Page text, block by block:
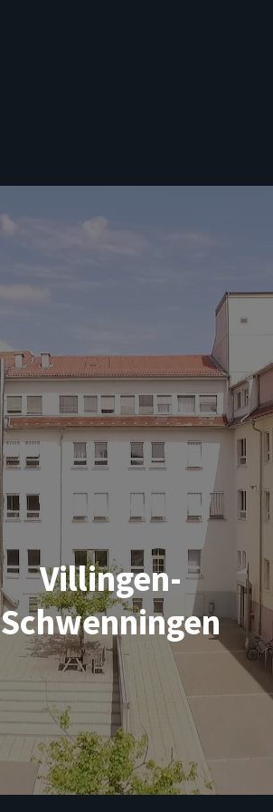
Villingen-
Schwenningen